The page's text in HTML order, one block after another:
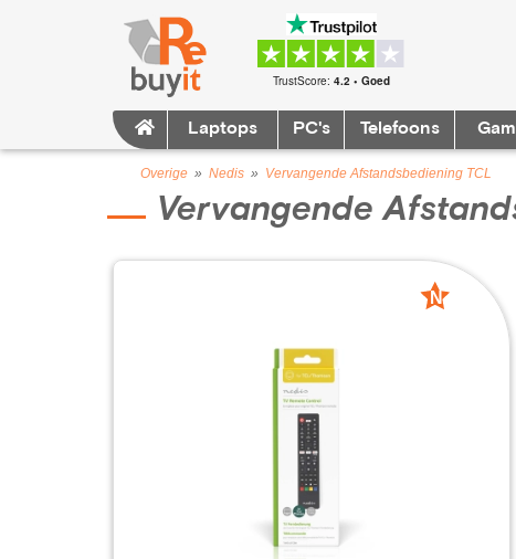
TrustScore: 4.2 • Goed
Laptops PC's Telefoons
Overige » Nedis » Vervangende Afstandsbediening TCL
Vervangende
N